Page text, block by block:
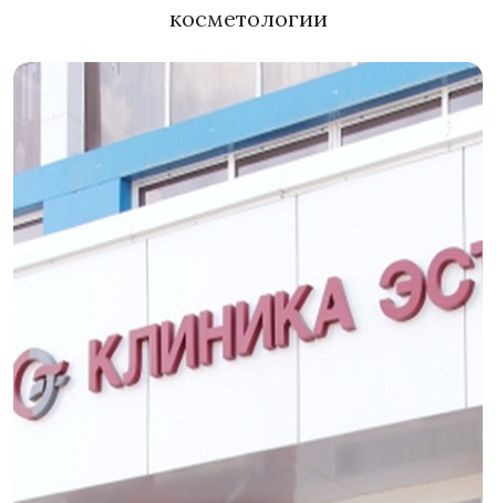
косметологии